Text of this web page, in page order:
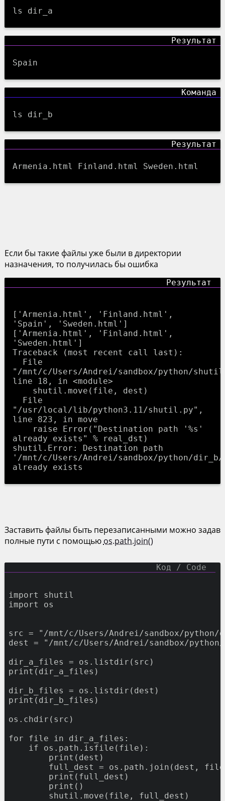
ls dir_a
Spain
ls dir_b
Armenia.html Finland.html Sweden.html
Если бы такие файлы уже были в директории
назначения, то получилась бы ошибка
['Armenia.html', 'Finland.html',
'Spain', 'Sweden.html']
['Armenia.html', 'Finland.html',
'Sweden.html']
Traceback (most recent call last):
"/mnt/c/Users/Andrei/sandbox/python/
line 18, in <module>
"/usr/local/lib/python3.11/shutil.py",
line 823, in move
already exists" % real_dst)
shutil.Error: Destination path
'/mnt/c/Users/Andrei/sandbox/python/
Заставить файлы быть перезаписанными можно задав
полные пути с помощью os.path.join()
import
shutil
import
os
src =
"/mnt/c/Users/Andrei/sandbox/python/
dest
=
"/mnt/c/Users/Andrei/sandbox/
dir_a_files
=
os.listdir(src)
print (dir_a_files)
dir_b_files
=
os.listdir(dest)
print (dir_b_files)
os.chdir(src)
for
file in
dir_a_files:
if
os.path.isfile( file ):
print (dest)
full_dest
= os.path.join(dest, file
print (full_dest)
print ()
shutil.move( file , full_dest)